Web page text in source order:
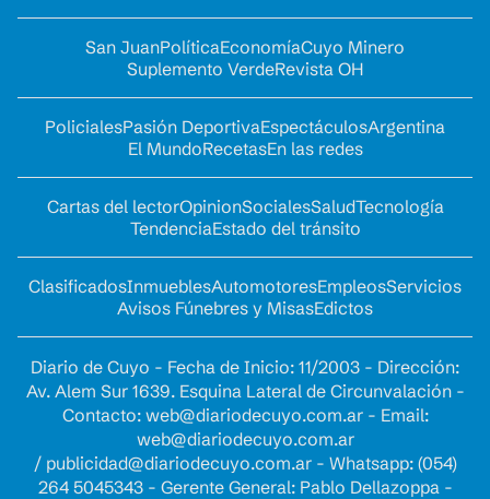
San JuanPolíticaEconomíaCuyo Minero
Suplemento VerdeRevista OH
PolicialesPasión DeportivaEspectáculosArgentina
El MundoRecetasEn las redes
Cartas del lectorOpinionSocialesSaludTecnología
TendenciaEstado del tránsito
ClasificadosInmueblesAutomotoresEmpleosServicios
Avisos Fúnebres y MisasEdictos
Diario de Cuyo - Fecha de Inicio: 11/2003 - Dirección:
Av. Alem Sur 1639. Esquina Lateral de Circunvalación -
Contacto: web@diariodecuyo.com.ar- Email:
web@diariodecuyo.com.ar
/ publicidad@diariodecuyo.com.ar- Whatsapp: (054)
264 5045343 - Gerente General: Pablo Dellazoppa -